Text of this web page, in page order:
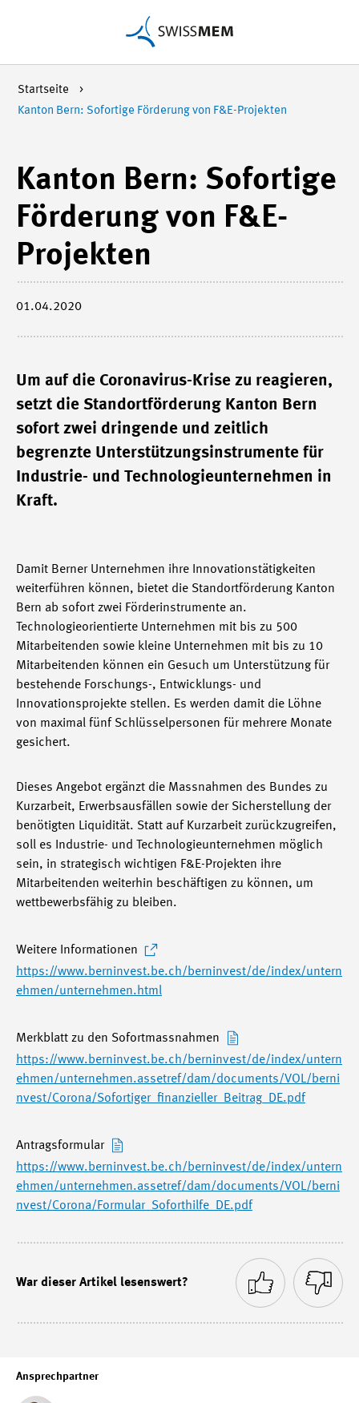
Startseite
Kanton Bern: Sofortige Förderung von F&E-Projekten
Ansprechpartner
Kanton Bern: Sofortige
Förderung von F&E-
Projekten
01.04.2020
Um auf die Coronavirus-Krise zu reagieren,
setzt die Standortförderung Kanton Bern
sofort zwei dringende und zeitlich
begrenzte Unterstützungsinstrumente für
Industrie- und Technologieunternehmen in
Kraft.
Damit Berner Unternehmen ihre Innovationstätigkeiten
weiterführen können, bietet die Standortförderung Kanton
Bern ab sofort zwei Förderinstrumente an.
Technologieorientierte Unternehmen mit bis zu 500
Mitarbeitenden sowie kleine Unternehmen mit bis zu 10
Mitarbeitenden können ein Gesuch um Unterstützung für
bestehende Forschungs-, Entwicklungs- und
Innovationsprojekte stellen. Es werden damit die Löhne
von maximal fünf Schlüsselpersonen für mehrere Monate
gesichert.
Dieses Angebot ergänzt die Massnahmen des Bundes zu
Kurzarbeit, Erwerbsausfällen sowie der Sicherstellung der
benötigten Liquidität. Statt auf Kurzarbeit zurückzugreifen,
soll es Industrie- und Technologieunternehmen möglich
sein, in strategisch wichtigen F&E-Projekten ihre
Mitarbeitenden weiterhin beschäftigen zu können, um
wettbewerbsfähig zu bleiben.
Weitere Informationen
https://www.berninvest.be.ch/berninvest/de/index/untern
ehmen/unternehmen.html
Merkblatt zu den Sofortmassnahmen
https://www.berninvest.be.ch/berninvest/de/index/untern
ehmen/unternehmen.assetref/dam/documents/VOL/berni
nvest/Corona/Sofortiger_finanzieller_Beitrag_DE.pdf
Antragsformular
https://www.berninvest.be.ch/berninvest/de/index/untern
ehmen/unternehmen.assetref/dam/documents/VOL/berni
nvest/Corona/Formular_Soforthilfe_DE.pdf
War dieser Artikel lesenswert?